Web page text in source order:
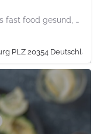
mit reichhaltigen bowls beweist rå, dass fast food gesund, nachhaltig und hundertprozentig vegan sein kann.…
PLZ 20354 Deutschland